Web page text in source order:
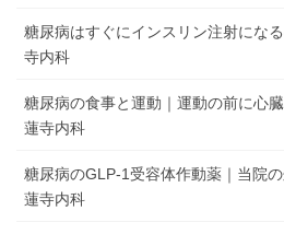
糖尿病はすぐにインスリン注射にな
寺内科
糖尿病の食事と運動｜運動の前に心
蓮寺内科
糖尿病のGLP-1受容体作動薬｜当院
蓮寺内科